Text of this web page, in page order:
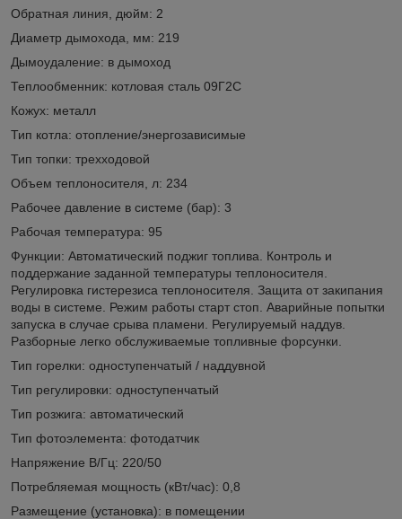
Обратная линия, дюйм: 2
Диаметр дымохода, мм: 219
Дымоудаление: в дымоход
Теплообменник: котловая сталь 09Г2С
Кожух: металл
Тип котла: отопление/энергозависимые
Тип топки: трехходовой
Объем теплоносителя, л: 234
Рабочее давление в системе (бар): 3
Рабочая температура: 95
Функции: Автоматический поджиг топлива. Контроль и
поддержание заданной температуры теплоносителя.
Регулировка гистерезиса теплоносителя. Защита от закипания
воды в системе. Режим работы старт стоп. Аварийные попытки
запуска в случае срыва пламени. Регулируемый наддув.
Разборные легко обслуживаемые топливные форсунки.
Тип горелки: одноступенчатый / наддувной
Тип регулировки: одноступенчатый
Тип розжига: автоматический
Тип фотоэлемента: фотодатчик
Напряжение В/Гц: 220/50
Потребляемая мощность (кВт/час): 0,8
Размещение (установка): в помещении